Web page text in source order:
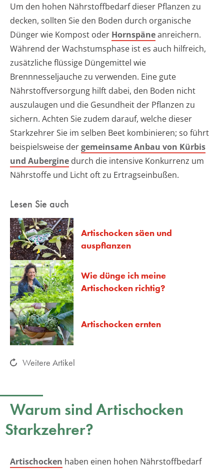
Um den hohen Nährstoffbedarf dieser Pflanzen zu
decken, sollten Sie den Boden durch organische
Dünger wie Kompost oder Hornspäneanreichern.
Während der Wachstumsphase ist es auch hilfreich,
zusätzliche flüssige Düngemittel wie
Brennnesseljauche zu verwenden. Eine gute
Nährstoffversorgung hilft dabei, den Boden nicht
auszulaugen und die Gesundheit der Pflanzen zu
sichern. Achten Sie zudem darauf, welche dieser
Starkzehrer Sie im selben Beet kombinieren; so führt
beispielsweise dergemeinsame Anbau von Kürbis
und Aubergine durch die intensive Konkurrenz um
Nährstoffe und Licht oft zu Ertragseinbußen.
Lesen Sie auch
Artischocken säen und
auspflanzen
Wie dünge ich meine
Artischocken richtig?
Artischocken ernten
Weitere Artikel
Warum sind Artischocken
Starkzehrer?
Artischocken haben einen hohen Nährstoffbedarf